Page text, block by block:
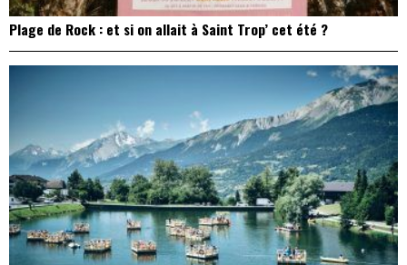
Plage de Rock : et si on allait à Saint Trop’ cet été ?